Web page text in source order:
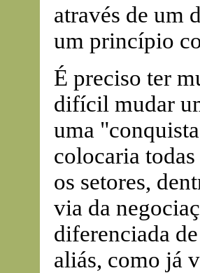
através de um
um princípio
É preciso ter
difícil mudar
uma
colocaria todas
os setores,
via da
diferenciada
aliás, como já